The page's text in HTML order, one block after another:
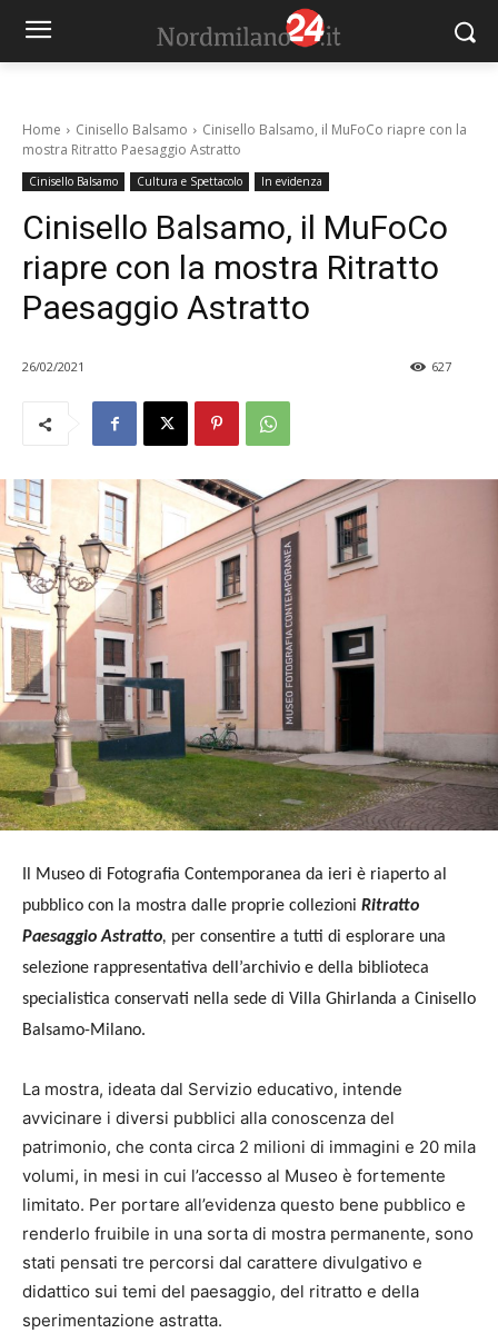
Home Cinisello Balsamo
Cinisello Balsamo, il MuFoCo riapre con la
mostra Ritratto Paesaggio Astratto
Cinisello Balsamo Cultura e Spettacolo In evidenza
Cinisello Balsamo, il MuFoCo
riapre con la mostra Ritratto
Paesaggio Astratto
26/02/2021 627
Il Museo di Fotografia Contemporanea da ieri è riaperto al
pubblico con la mostra dalle proprie collezioni Ritratto
Paesaggio Astratto, per consentire a tutti di esplorare una
selezione rappresentativa dell’archivio e della biblioteca
specialistica conservati nella sede di Villa Ghirlanda a Cinisello
Balsamo-Milano.
La mostra, ideata dal Servizio educativo, intende
avvicinare i diversi pubblici alla conoscenza del
patrimonio, che conta circa 2 milioni di immagini e 20 mila
volumi, in mesi in cui l’accesso al Museo è fortemente
limitato. Per portare all’evidenza questo bene pubblico e
renderlo fruibile in una sorta di mostra permanente, sono
stati pensati tre percorsi dal carattere divulgativo e
didattico sui temi del paesaggio, del ritratto e della
sperimentazione astratta.